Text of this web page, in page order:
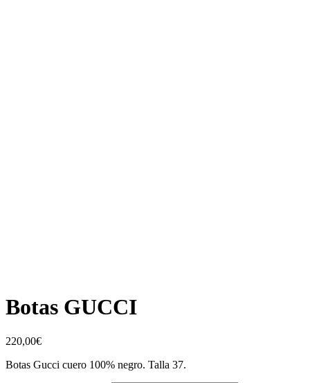
Botas GUCCI
220,00€
Botas Gucci cuero 100% negro. Talla 37.